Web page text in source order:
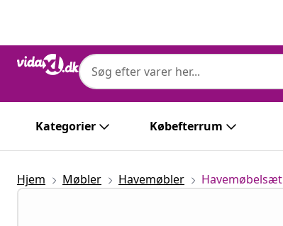
Kategorier Købefterrum
Hjem Møbler Havemøbler Havemøbelsæt